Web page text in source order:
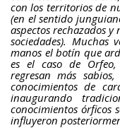
con los territorios de
(en el sentido
aspectos rechazados y
sociedades). Muchas
manos el botín que
es el caso de
regresan más
conocimientos de
inaugurando
conocimientos órficos
influyeron